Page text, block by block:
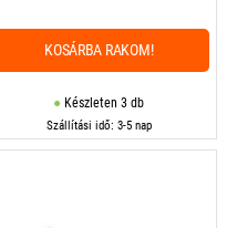
Készleten 3 db
Szállítási idő: 3-5 nap
KOSÁRBA RAKOM!